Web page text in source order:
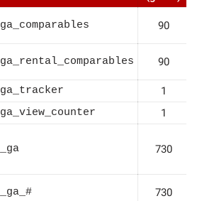
ga_comparables 90
ga_rental_comparables 90
ga_tracker 1
ga_view_counter 1
_ga 730
_ga_# 730